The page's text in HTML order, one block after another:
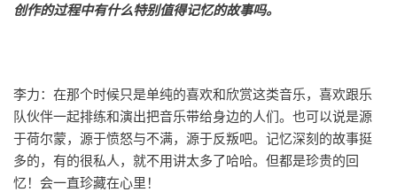
创作的过程中有什么特别值得记忆的故事吗。
李力：在那个时候只是单纯的喜欢和欣赏这类音乐，喜欢跟乐
队伙伴一起排练和演出把音乐带给身边的人们。也可以说是源
于荷尔蒙，源于愤怒与不满，源于反叛吧。记忆深刻的故事挺
多的，有的很私人，就不用讲太多了哈哈。但都是珍贵的回
忆！会一直珍藏在心里！